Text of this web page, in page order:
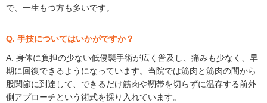
で、一生もつ方も多いです。
Q. 手技についてはいかがですか？
A. 身体に負担の少ない低侵襲手術が広く普及し、痛みも少なく、早
期に回復できるようになっています。当院では筋肉と筋肉の間から
股関節に到達して、できるだけ筋肉や靭帯を切らずに温存する前外
側アプローチという術式を採り入れています。